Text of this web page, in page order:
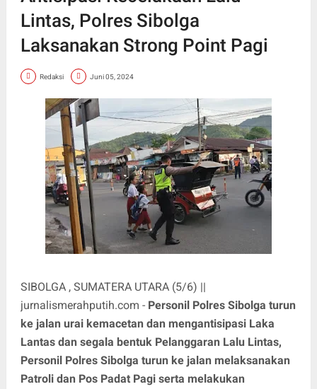
Lintas, Polres Sibolga
Laksanakan Strong Point Pagi
Redaksi Juni 05, 2024
SIBOLGA , SUMATERA UTARA (5/6) ||
jurnalismerahputih.com - Personil Polres Sibolga turun
ke jalan urai kemacetan dan mengantisipasi Laka
Lantas dan segala bentuk Pelanggaran Lalu Lintas,
Personil Polres Sibolga turun ke jalan melaksanakan
Patroli dan Pos Padat Pagi serta melakukan